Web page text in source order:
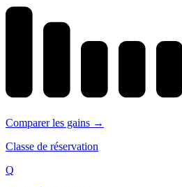
Comparer les gains →
Classe de réservation
Q